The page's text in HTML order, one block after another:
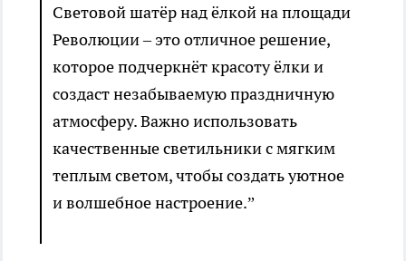
Световой шатёр над ёлкой на площади
Революции – это отличное решение,
которое подчеркнёт красоту ёлки и
создаст незабываемую праздничную
атмосферу. Важно использовать
качественные светильники с мягким
теплым светом, чтобы создать уютное
и волшебное настроение.”